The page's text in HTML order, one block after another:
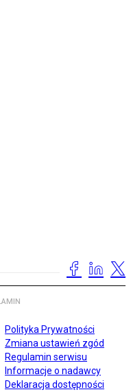
Polityka Prywatności
Zmiana ustawień zgód
Regulamin serwisu
Informacje o nadawcy
Deklaracja dostępności